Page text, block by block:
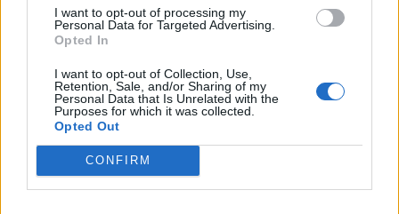
I want to opt-out of processing my
Personal Data for Targeted Advertising.
Opted In
I want to opt-out of Collection, Use,
Retention, Sale, and/or Sharing of my
Personal Data that Is Unrelated with the
Purposes for which it was collected.
Opted Out
CONFIRM
permet de dissiper les vapeurs et réduire l’exposition
inhalée.
Prendre soin de la peau
Appliquer une crème hydratante après le
nettoyage pour renforcer la barrière cutanée.
Éviter de nettoyer avec des produits trop
agressifs si vous avez une peau sensible ou des